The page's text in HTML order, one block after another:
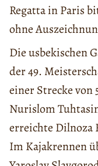
Regatta in Paris
ohne
Die usbekischen
der 49.
einer Strecke
Nurislom
erreichte Dilnoza
Im Kajakrennen